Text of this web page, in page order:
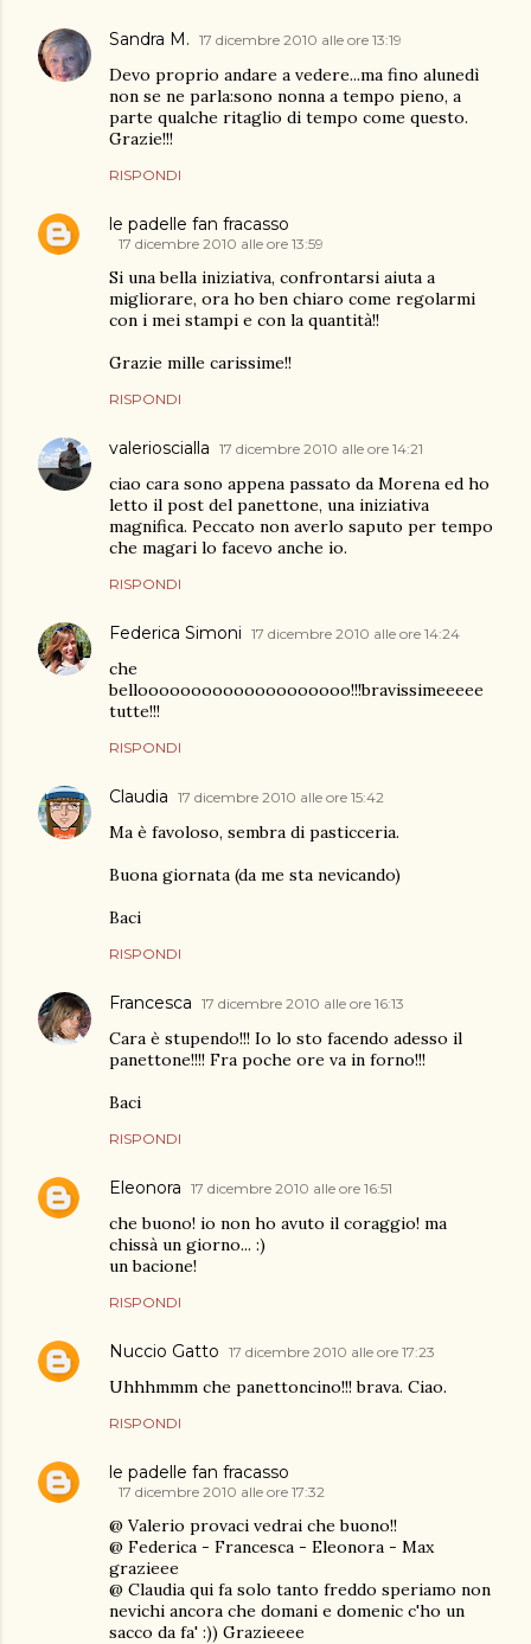
Sandra M. 17 dicembre 2010 alle ore 13:19
Devo proprio andare a vedere...ma fino alunedì
non se ne parla:sono nonna a tempo pieno, a
parte qualche ritaglio di tempo come questo.
Grazie!!!
RISPONDI
le padelle fan fracasso
17 dicembre 2010 alle ore 13:59
Si una bella iniziativa, confrontarsi aiuta a
migliorare, ora ho ben chiaro come regolarmi
con i mei stampi e con la quantità!!
Grazie mille carissime!!
RISPONDI
valerioscialla 17 dicembre 2010 alle ore 14:21
ciao cara sono appena passato da Morena ed ho
letto il post del panettone, una iniziativa
magnifica. Peccato non averlo saputo per tempo
che magari lo facevo anche io.
RISPONDI
Federica Simoni 17 dicembre 2010 alle ore 14:24
che
belloooooooooooooooooooo!!!bravissimeeeee
tutte!!!
RISPONDI
Claudia 17 dicembre 2010 alle ore 15:42
Ma è favoloso, sembra di pasticceria.
Buona giornata (da me sta nevicando)
Baci
RISPONDI
Francesca 17 dicembre 2010 alle ore 16:13
Cara è stupendo!!! Io lo sto facendo adesso il
panettone!!!! Fra poche ore va in forno!!!
Baci
RISPONDI
Eleonora 17 dicembre 2010 alle ore 16:51
che buono! io non ho avuto il coraggio! ma
chissà un giorno... :)
un bacione!
RISPONDI
Nuccio Gatto 17 dicembre 2010 alle ore 17:23
Uhhhmmm che panettoncino!!! brava. Ciao.
RISPONDI
le padelle fan fracasso
17 dicembre 2010 alle ore 17:32
@ Valerio provaci vedrai che buono!!
@ Federica - Francesca - Eleonora - Max
grazieee
@ Claudia qui fa solo tanto freddo speriamo non
nevichi ancora che domani e domenic c'ho un
sacco da fa' :)) Grazieeee